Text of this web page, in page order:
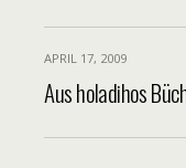
APRIL 17, 2009
Aus holadihos